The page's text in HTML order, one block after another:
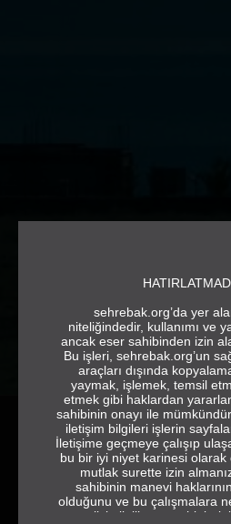
sehrebak.org’da yer
niteliğindedir, kullanımı ve
ancak eser sahibinden izin
Bu işleri, sehrebak.org’un
araçları dışında
yaymak, işlemek, temsil
etmek gibi haklardan
sahibinin onayı ile
iletişim bilgileri işlerin
İletişime geçmeye çalışıp
bu bir iyi niyet karinesi
mutlak surette izin
sahibinin manevi
olduğunu ve bu çalışmalara
verilsin ilgili eser